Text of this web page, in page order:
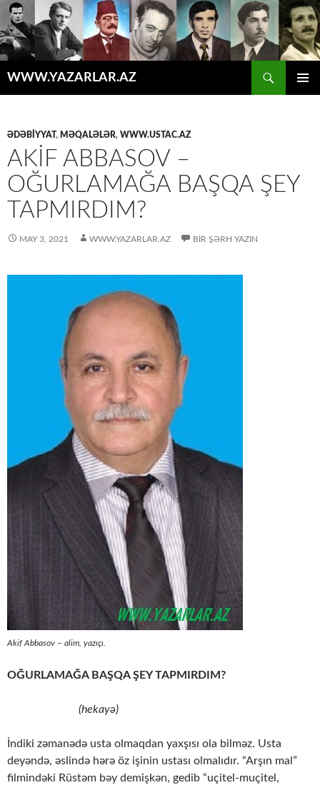
WWW.YAZARLAR.AZ
ƏDƏBİYYAT , MƏQALƏLƏR, WWW.USTAC.AZ
AKİF ABBASOV –
OĞURLAMAĞA BAŞQA ŞEY
TAPMIRDIM?
MAY 3, 2021 WWW.YAZARLAR.AZ BIR ŞƏRH YAZIN
Akif Abbasov – alim, yazıçı.
OĞURLAMAĞA BAŞQA ŞEY TAPMIRDIM?
(hekayə)
İndiki zəmanədə usta olmaqdan yaxşısı ola bilməz. Usta
deyəndə, əslində hərə öz işinin ustası olmalıdır. “Arşın mal”
filmindəki Rüstəm bəy demişkən, gedib “uçitel-muçitel,